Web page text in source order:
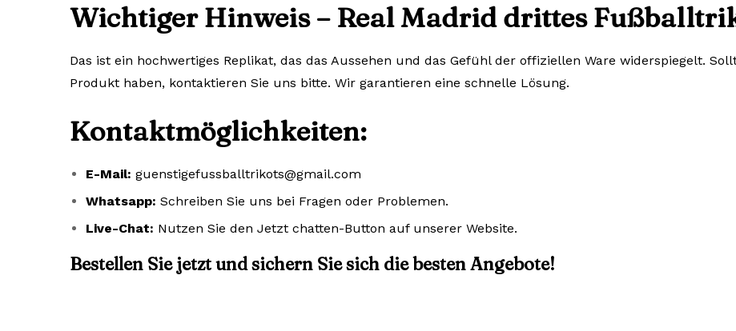
Wichtiger Hinweis – Real Madrid drittes
Das ist ein hochwertiges Replikat, das das Aussehen und das Gefühl der offiziellen Ware widerspiegelt.
Produkt haben, kontaktieren Sie uns bitte. Wir garantieren eine schnelle Lösung.
Kontaktmöglichkeiten:
E-Mail: guenstigefussballtrikots@gmail.com
Whatsapp: Schreiben Sie uns bei Fragen oder Problemen.
Live-Chat: Nutzen Sie den Jetzt chatten-Button auf unserer Website.
Bestellen Sie jetzt und sichern Sie sich die besten Angebote!